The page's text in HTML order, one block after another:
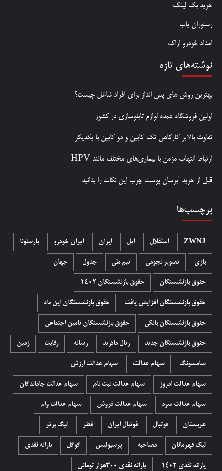
خرید بک لینک
رستوران یاب
امداد خودرو اراک
نوشته‌های تازه
بهترین روش‌ های پس‌ انداز برای افراد شاغل چیست؟
اولین فروشگاه عمده لوازم تابلوسازی در کشور
تفاوت بالابر کارگاهی تک کابین و دو کابین با یکدیگر
ارتباط التهاب مزمن با بیماری‌های مختلف مانند HPV
قبل از خرید آبرسان پوست چرب این نکات را بدانید
برچسب‌ها
ZWNJ استقلال اپل ایران ایران خودرو بارسلونا
بازی تصویر نجومی تیم ملی جدول جهان
حقوق بازنشستگان حقوق بازنشستگان 1402
حقوق بازنشستگان افزایش یافت حقوق بازنشستگان این ماه
حقوق بازنشستگان بانکی حقوق بازنشستگان تامین اجتماعی
حقوق بازنشستگان جدید رئال مادرید رسانه رقابت زمین
سامسونگ سهام عدالت سهام عدالت ارزش
سهام عدالت امروز سهام عدالت ثبت نام سهام عدالت جاماندگان
سهام عدالت سود سهام عدالت فروش سهام عدالت وام
عربستان فوتبال فوتبال ایران قطر لیگ برتر
لیگ قهرمانان مصاحبه پرسپولیس گوگل یارانه نقدی
یارانه نقدی 1402 یارانه نقدی ۳۰۰هزار تومانی